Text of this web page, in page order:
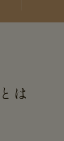
とは